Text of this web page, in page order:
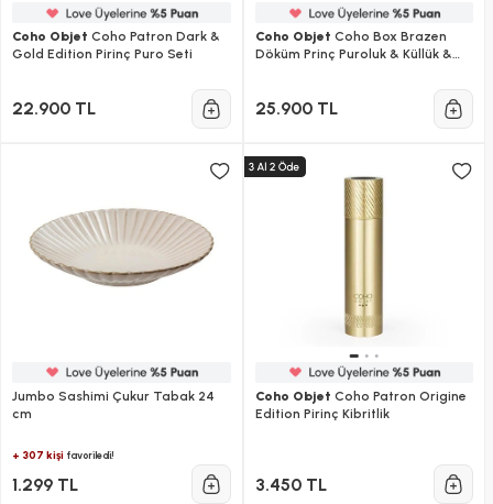
Coho Objet Coho Patron Dark &
Gold Edition Pirinç Puro Seti
22.900 TL
Coho Objet Coho Box Brazen
Döküm Prinç Puroluk & Küllük &
25.900 TL
Jumbo Sashimi Çukur Tabak 24
cm
+ 307 kişi favoriledi!
1.299 TL
Coho Objet Coho Patron Origine
Edition Pirinç Kibritlik
3.450 TL